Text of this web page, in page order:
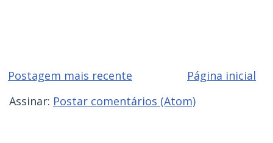
Postagem mais recente
Página inicial
Assinar: Postar comentários (Atom)